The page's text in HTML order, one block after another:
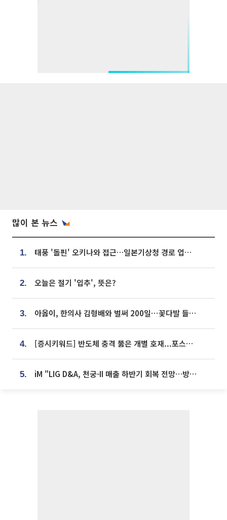
많이 본 뉴스
1. 태풍 '돌핀' 오키나와 접근…일본기상청 경로 업데이트
2. 오늘은 절기 '입추', 뜻은?
3. 아옳이, 한의사 김형배와 벌써 200일⋯꽃다발 들고 "프러포즈 아냐"
4. [증시키워드] 반도체 충격 뚫은 개별 호재...포스코퓨처엠·에코프로·한화솔루션 '눈길'
5. iM "LIG D&A, 천궁-II 매출 하반기 회복 전망…방산 톱픽 유지"